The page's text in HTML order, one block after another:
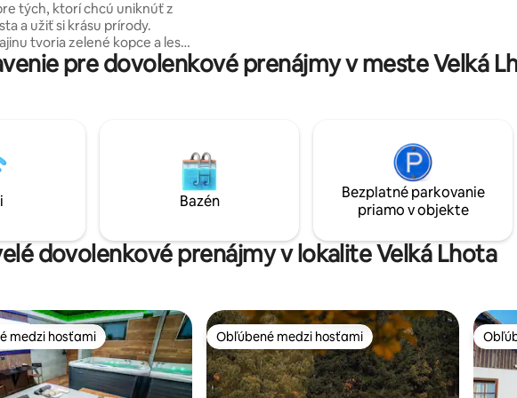
tých, ktorí chcú uniknúť z
a užiť si krásu prírody.
tvoria zelené kopce a lesy,
na turistiku, cyklistiku a
sklamaní. Môžete si tu užiť
a rekreačných aktivít
širokú škálu pamiatok.
pre dovolenkové prenájmy v meste Velká
Bazén
Bezplatné parkovanie
priamo v objekte
dovolenkové prenájmy v lokalite Velká Lhota
medzi hosťami
medzi hosťami Obľúbené medzi hosťami
Obľúbené medzi hosťami